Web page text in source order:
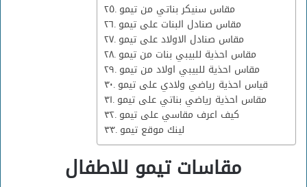
مقاس سنيكر بناتي من تيمو
مقاس صنادل البنات على تيمو
مقاس صنادل الاولاد على تيمو
مقاس احذية للبيبي بنات من تيمو
مقاس احذية للبيبي اولاد من تيمو
قياس احذية رياضي ولادي على تيمو
مقاس احذية رياضي بناتي على تيمو
كيف اعرف مقاسي على تيمو
لينك موقع تيمو
مقاسات تيمو للاطفال